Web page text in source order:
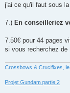
j'ai ce qu'il faut sous la
7.) En conseilleriez
7.50€ pour 44 pages
si vous recherchez de
Crossbows & Crucifixes,
Projet Gundam partie 2